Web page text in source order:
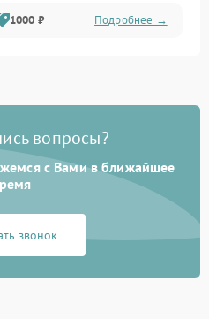
1000 ₽ Подробнее →
Подробнее →
1000 ₽ Подробнее →
1500 ₽ Подробнее →
вопросы?
с Вами в ближайшее
звонок